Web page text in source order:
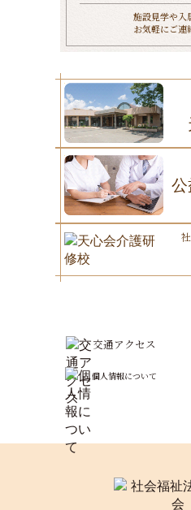
施設見学や入
お気軽にご連
公
交通アクセス
個人情報について